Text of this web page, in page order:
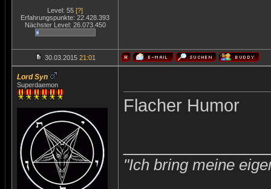
Level: 55 [?]
Erfahrungspunkte: 22.428.393
Nächster Level: 26.073.450
30.03.2015 21:01
Lord Syn
Superdaemon
Flacher Humor
"Ich bring meine